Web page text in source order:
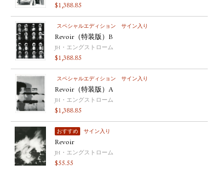
$1,388.85
スペシャルエディション サイン入り
Revoir（特装版）B
JH・エングストローム
$1,388.85
スペシャルエディション サイン入り
Revoir（特装版）A
JH・エングストローム
$1,388.85
おすすめ サイン入り
Revoir
JH・エングストローム
$55.55